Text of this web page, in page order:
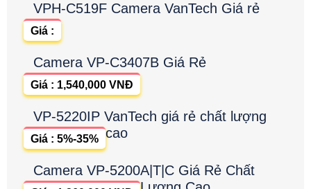
VPH-C519F Camera VanTech Giá rẻ
Giá :
Camera VP-C3407B Giá Rẻ
Giá : 1,540,000 VNĐ
VP-5220IP VanTech giá rẻ chất lượng
cao
Giá : 5%-35%
Camera VP-5200A|T|C Giá Rẻ Chất